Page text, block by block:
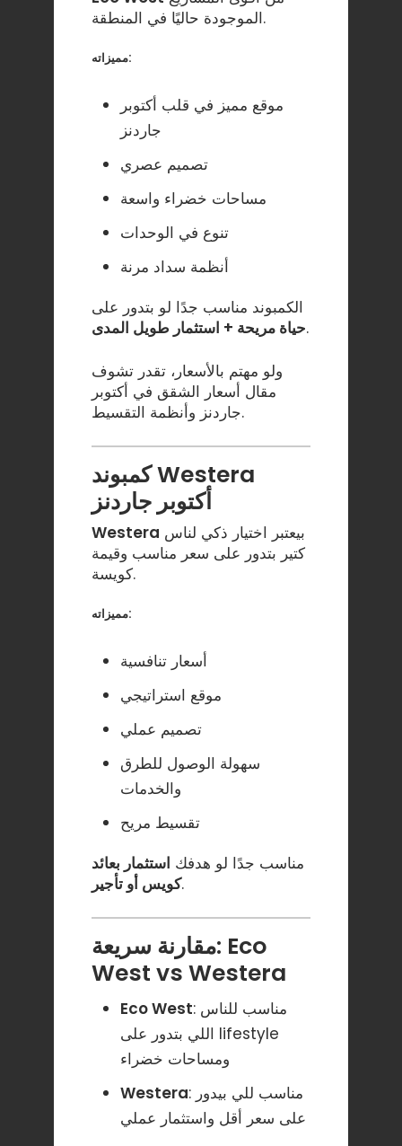
الموجودة حاليًا في المنطقة.
مميزاته:
موقع مميز في قلب أكتوبر
جاردنز
تصميم عصري
مساحات خضراء واسعة
تنوع في الوحدات
أنظمة سداد مرنة
الكمبوند مناسب جدًا لو بتدور على
حياة مريحة + استثمار طويل المدى.
ولو مهتم بالأسعار، تقدر تشوف
مقال أسعار الشقق في أكتوبر
جاردنز وأنظمة التقسيط.
كمبوند Westera
أكتوبر جاردنز
Westera
كتير بتدور على سعر مناسب وقيمة
كويسة.
مميزاته:
أسعار تنافسية
موقع استراتيجي
تصميم عملي
سهولة الوصول للطرق
والخدمات
تقسيط مريح
مناسب جدًا لو هدفك استثمار بعائد
كويس أو تأجير.
مقارنة سريعة: Eco
West vs Westera
Eco West: مناسب للناس
اللي بتدور على lifestyle
ومساحات خضراء
Westera: مناسب للي بيدور
على سعر أقل واستثمار عملي